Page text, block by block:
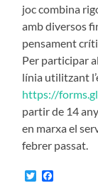
joc combina
amb diversos
pensament
Per participar
línia utilitzant
https://
partir de 14
en marxa el
febrer passat.
Twitter